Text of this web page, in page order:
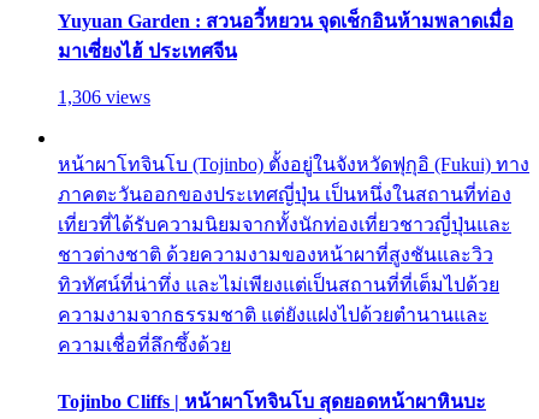
Yuyuan Garden : สวนอวี้หยวน จุดเช็กอินห้ามพลาดเมื่อ
มาเซี่ยงไฮ้ ประเทศจีน
1,306 views
หน้าผาโทจินโบ (Tojinbo) ตั้งอยู่ในจังหวัดฟุกุอิ (Fukui) ทาง
ภาคตะวันออกของประเทศญี่ปุ่น เป็นหนึ่งในสถานที่ท่อง
เที่ยวที่ได้รับความนิยมจากทั้งนักท่องเที่ยวชาวญี่ปุ่นและ
ชาวต่างชาติ ด้วยความงามของหน้าผาที่สูงชันและวิว
ทิวทัศน์ที่น่าทึ่ง และไม่เพียงแต่เป็นสถานที่ที่เต็มไปด้วย
ความงามจากธรรมชาติ แต่ยังแฝงไปด้วยตำนานและ
ความเชื่อที่ลึกซึ้งด้วย
Tojinbo Cliffs | หน้าผาโทจินโบ สุดยอดหน้าผาหินบะ